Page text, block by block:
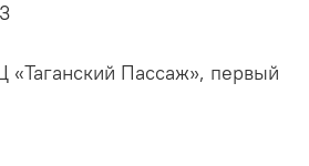
«Таганский Пассаж», первый